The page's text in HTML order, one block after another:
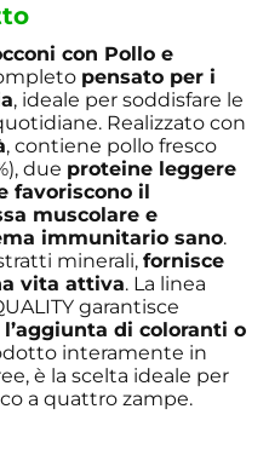
con Pollo e
pensato per i
, ideale per soddisfare le
Realizzato con
, contiene pollo fresco
due proteine leggere
favoriscono il
muscolare e
immunitario sano.
minerali, fornisce
vita attiva. La linea
garantisce
l’aggiunta di coloranti o
interamente in
è la scelta ideale per
a quattro zampe.